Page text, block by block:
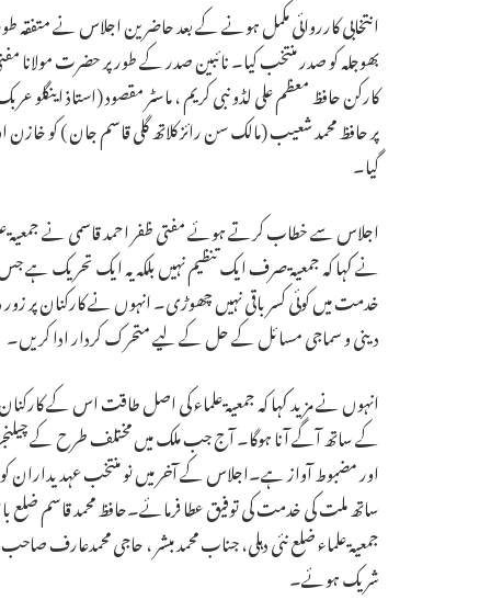
انتخابی کارروائی مکمل ہونے کے بعد حاضرین اجلاس نے متفقہ
بھوجلہ کو صدر منتخب کیا۔ نائبین صدر کے طور پر حضرت
کارکن حافظ معظم علی لڈو نبی کریم ، ماسٹر مقصود (استاذ
پر حافظ محمد شعیب (مالک سن رائز کلاتھ گلی قاسم جان ) کو خازن
گیا۔
اجلاس سے خطاب کرتے ہوئے مفتی ظفر احمد قاسمی نے جمعیۃ
نے کہا کہ جمعیۃ صرف ایک تنظیم نہیں بلکہ یہ ایک تحریک
خدمت میں کوئی کسر باقی نہیں چھوڑی۔ انہوں نے کارکنان پر
دینی و سماجی مسائل کے حل کے لیے متحرک کردار ادا کریں۔
انہوں نے مزید کہا کہ جمعیۃ علماء کی اصل طاقت اس کے
کے ساتھ آگے آنا ہوگا۔ آج جب ملک میں مختلف طرح کے
اور مضبوط آواز ہے۔اجلاس کے آخر میں نو منتخب عہدیداران کو
ساتھ ملت کی خدمت کی توفیق عطا فرمائے۔حافظ محمد قاسم ضلع
جمعیۃ علماء ضلع نئی دہلی، جناب محمد مبشر ، حاجی محمدعارف
شریک ہوئے۔